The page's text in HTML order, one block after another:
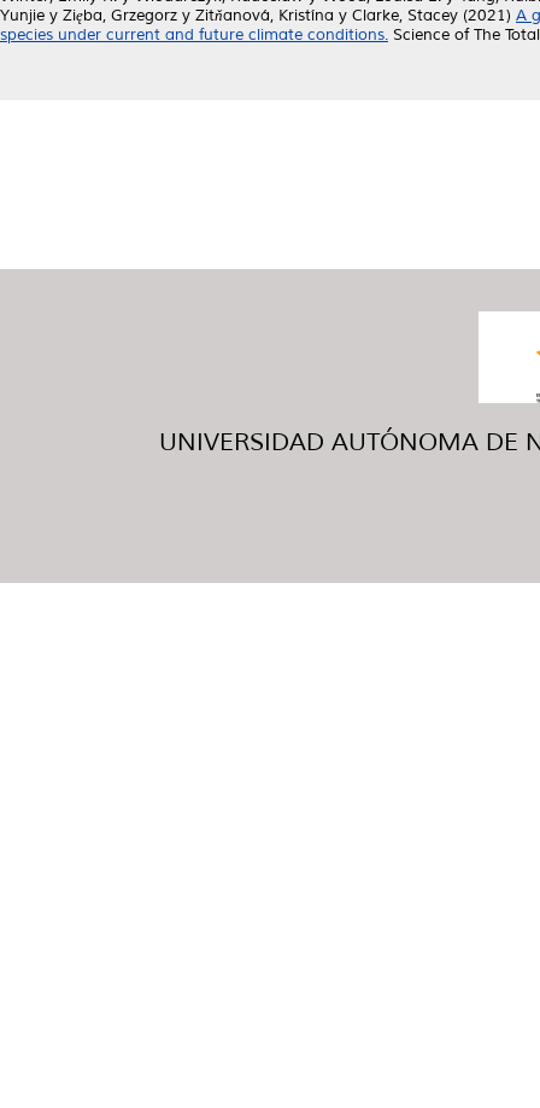
Yunjie y Zięba, Grzegorz y Zitňanová, Kristína y Clarke, Stacey (2021) A
species under current and future climate conditions. Science of The
UNIVERSIDAD AUTÓNOMA DE